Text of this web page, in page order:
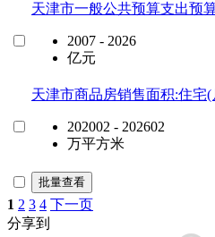
天津市一般公共预算支出预
2007 - 2026
亿元
天津市商品房销售面积:住宅
202002 - 202602
万平方米
批量查看
1 2 3 4 下一页
分享到